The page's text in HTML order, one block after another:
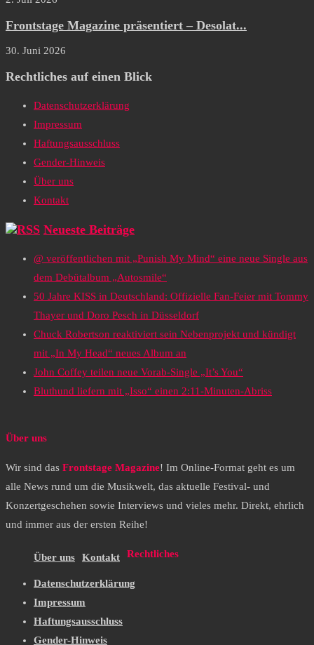
Frontstage Magazine präsentiert – Desolat...
30. Juni 2026
Rechtliches auf einen Blick
Datenschutzerklärung
Impressum
Haftungsausschluss
Gender-Hinweis
Über uns
Kontakt
Neueste Beiträge
@ veröffentlichen mit „Punish My Mind“ eine neue Single aus
dem Debütalbum „Autosmile“
50 Jahre KISS in Deutschland: Offizielle Fan-Feier mit Tommy
Thayer und Doro Pesch in Düsseldorf
Chuck Robertson reaktiviert sein Nebenprojekt und kündigt
mit „In My Head“ neues Album an
John Coffey teilen neue Vorab-Single „It’s You“
Bluthund liefern mit „Isso“ einen 2:11-Minuten-Abriss
Über uns
Wir sind das Frontstage Magazine! Im Online-Format geht es um
alle News rund um die Musikwelt, das aktuelle Festival- und
Konzertgeschehen sowie Interviews und vieles mehr. Direkt, ehrlich
und immer aus der ersten Reihe!
Über uns Kontakt Rechtliches
Datenschutzerklärung
Impressum
Haftungsausschluss
Gender-Hinweis